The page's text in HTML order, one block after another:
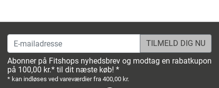
E-mailadresse
Abonner på Fitshops nyhedsbrev og modtag en rabatkupon
på 100,00 kr.* til dit næste køb! *
* kan indløses ved vareværdier fra 400,00 kr.